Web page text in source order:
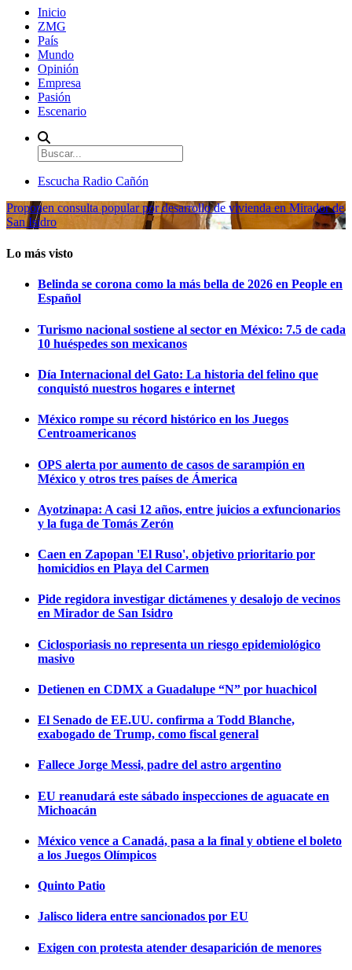
Inicio
ZMG
País
Mundo
Opinión
Empresa
Pasión
Escenario
Escucha Radio Cañón
Proponen consulta popular por desarrollo de vivienda en Mirador de
San Isidro
Lo más visto
Belinda se corona como la más bella de 2026 en People en
Español
Turismo nacional sostiene al sector en México: 7.5 de cada
10 huéspedes son mexicanos
Día Internacional del Gato: La historia del felino que
conquistó nuestros hogares e internet
México rompe su récord histórico en los Juegos
Centroamericanos
OPS alerta por aumento de casos de sarampión en
México y otros tres países de Ámerica
Ayotzinapa: A casi 12 años, entre juicios a exfuncionarios
y la fuga de Tomás Zerón
Caen en Zapopan 'El Ruso', objetivo prioritario por
homicidios en Playa del Carmen
Pide regidora investigar dictámenes y desalojo de vecinos
en Mirador de San Isidro
Ciclosporiasis no representa un riesgo epidemiológico
masivo
Detienen en CDMX a Guadalupe “N” por huachicol
El Senado de EE.UU. confirma a Todd Blanche,
exabogado de Trump, como fiscal general
Fallece Jorge Messi, padre del astro argentino
EU reanudará este sábado inspecciones de aguacate en
Michoacán
México vence a Canadá, pasa a la final y obtiene el boleto
a los Juegos Olímpicos
Quinto Patio
Jalisco lidera entre sancionados por EU
Exigen con protesta atender desaparición de menores